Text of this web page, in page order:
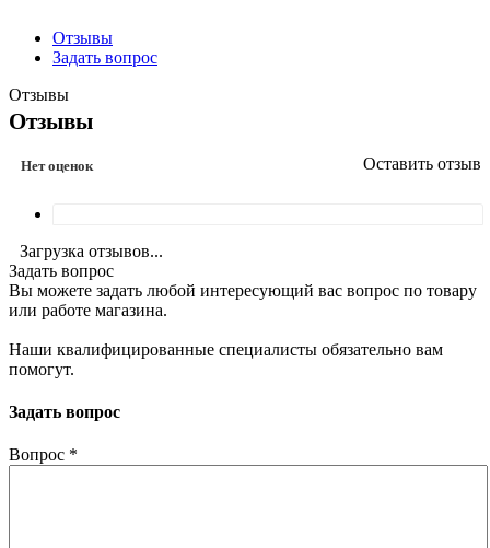
Отзывы
Задать вопрос
Отзывы
Отзывы
Нет оценок Оставить отзыв
Загрузка отзывов...
Задать вопрос
Вы можете задать любой интересующий вас вопрос по товару
или работе магазина.
Наши квалифицированные специалисты обязательно вам
помогут.
Задать вопрос
Вопрос *